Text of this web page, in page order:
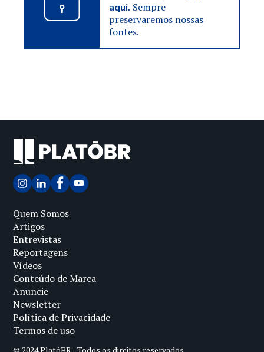
aqui. Sempre
preservaremos nossas
fontes.
Quem Somos
Artigos
Entrevistas
Reportagens
Vídeos
Conteúdo de Marca
Anuncie
Newsletter
Política de Privacidade
Termos de uso